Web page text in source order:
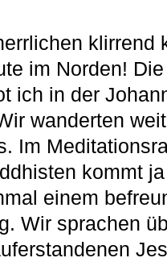
klirrend
im Norden!
ich in der
wanderten
Im
kommt
einem
Wir sprachen